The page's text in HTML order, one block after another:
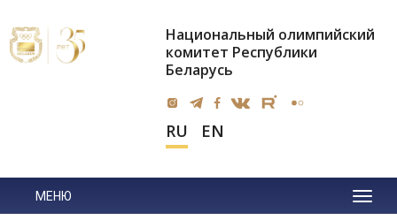
Национальный олимпийский
комитет Республики
Беларусь
RU EN
МЕНЮ